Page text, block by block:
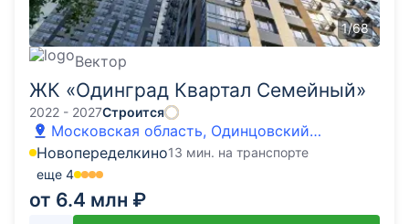
1/68
Вектор
ЖК «Одинград Квартал Семейный»
2022 - 2027Строится
Московская область, Одинцовский
городской округ, Одинцово, Западная улица
Новопеределкино13 мин. на транспорте
еще 4
от 6.4 млн ₽